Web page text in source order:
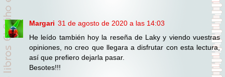
Margari 31 de agosto de 2020 a las 14:03
He leído también hoy la reseña de Laky y viendo vuestras
opiniones, no creo que llegara a disfrutar con esta lectura,
así que prefiero dejarla pasar.
Besotes!!!